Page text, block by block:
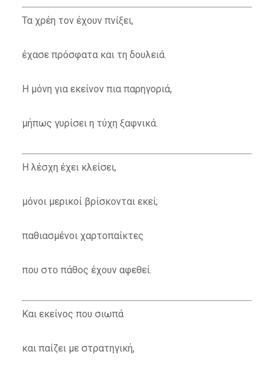
Τα χρέη τον έχουν πνίξει,
έχασε πρόσφατα και τη δουλειά.
Η μόνη για εκείνον πια παρηγοριά,
μήπως γυρίσει η τύχη ξαφνικά.
Η λέσχη έχει κλείσει,
μόνοι μερικοί βρίσκονται εκεί;
παθιασμένοι χαρτοπαίκτες
που στο πάθος έχουν αφεθεί.
Και εκείνος που σιωπά
και παίζει με στρατηγική,